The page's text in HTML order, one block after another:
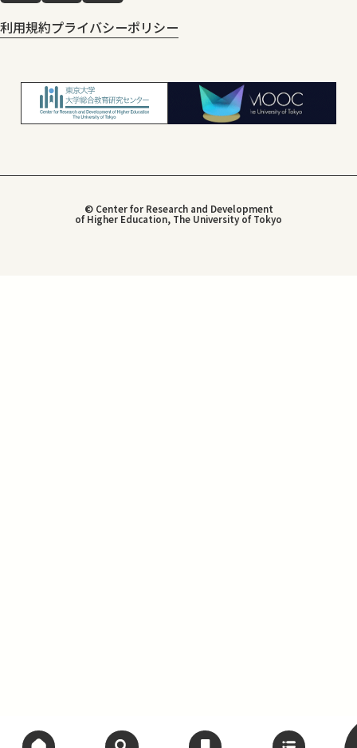
利用規約プライバシーポリシー
© Center for Research and Development
of Higher Education, The University of Tokyo